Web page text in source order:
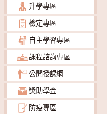
升學專區
檢定專區
自主學習專區
課程諮詢專區
公開授課網
獎助學金
防疫專區